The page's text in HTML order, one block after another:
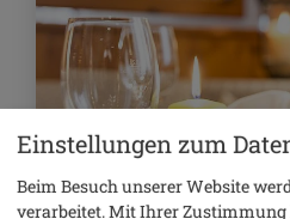
Einstellungen zum
Beim Besuch unserer Website
verarbeitet. Mit Ihrer Zustimmung